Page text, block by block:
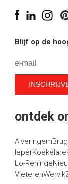
Blijf op de
ontdek
Alveringem
IeperKoekelare
Lo-Reninge
VleterenWervik